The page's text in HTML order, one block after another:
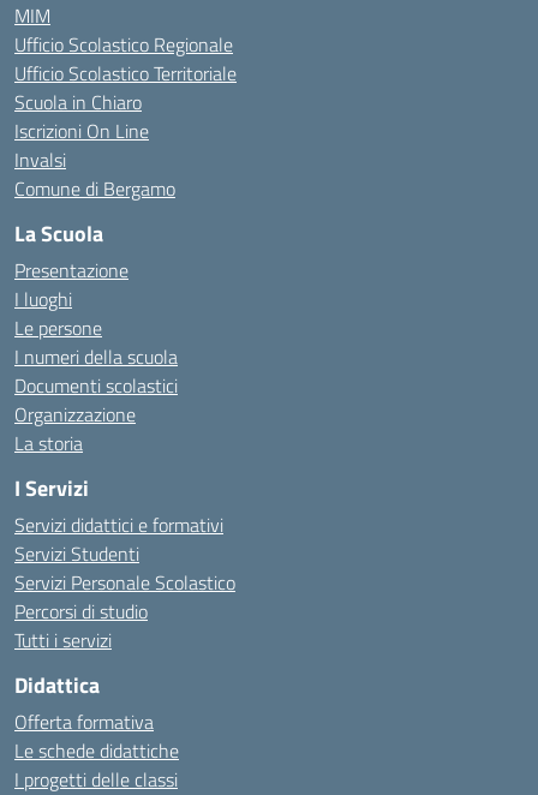
MIM
Ufficio Scolastico Regionale
Ufficio Scolastico Territoriale
Scuola in Chiaro
Iscrizioni On Line
Invalsi
Comune di Bergamo
La Scuola
Presentazione
I luoghi
Le persone
I numeri della scuola
Documenti scolastici
Organizzazione
La storia
I Servizi
Servizi didattici e formativi
Servizi Studenti
Servizi Personale Scolastico
Percorsi di studio
Tutti i servizi
Didattica
Offerta formativa
Le schede didattiche
I progetti delle classi